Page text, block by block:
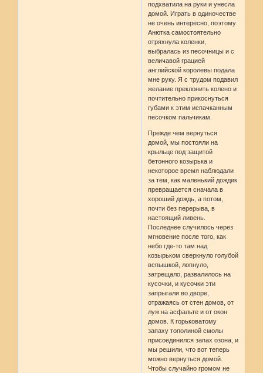
подхватила на руки и унесла
домой. Играть в одиночестве
не очень интересно, поэтому
Анютка самостоятельно
отряхнула коленки,
выбралась из песочницы и с
величавой грацией
английской королевы подала
мне руку. Я с трудом подавил
желание преклонить колено и
почтительно прикоснуться
губами к этим испачканным
песочком пальчикам.
Прежде чем вернуться
домой, мы постояли на
крыльце под защитой
бетонного козырька и
некоторое время наблюдали
за тем, как маленький дождик
превращается сначала в
хороший дождь, а потом,
почти без перерыва, в
настоящий ливень.
Последнее случилось через
мгновение после того, как
небо где-то там над
козырьком сверкнуло голубой
вспышкой, лопнуло,
затрещало, развалилось на
кусочки, и кусочки эти
запрыгали во дворе,
отражаясь от стен домов, от
луж на асфальте и от окон
домов. К горьковатому
запаху тополиной смолы
присоединился запах озона, и
мы решили, что вот теперь
можно вернуться домой.
Чтобы случайно громом не